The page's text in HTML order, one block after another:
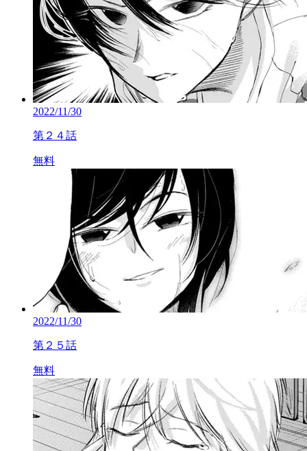
2022/11/30
第２４話
無料
2022/11/30
第２５話
無料